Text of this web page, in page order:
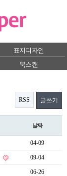
표지디자인
북스캔
RSS 글쓰기
날짜
04-09
09-04
06-26